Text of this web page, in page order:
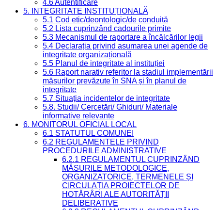
4.6 Autentificare
5. INTEGRITATE INSTITUȚIONALĂ
5.1 Cod etic/deontologic/de conduită
5.2 Lista cuprinzând cadourile primite
5.3 Mecanismul de raportare a încălcărilor legii
5.4 Declarația privind asumarea unei agende de
integritate organizațională
5.5 Planul de integritate al instituției
5.6 Raport narativ referitor la stadiul implementării
măsurilor prevăzute în SNA și în planul de
integritate
5.7 Situația incidentelor de integritate
5.8. Studii/ Cercetări/ Ghiduri/ Materiale
informative relevante
6. MONITORUL OFICIAL LOCAL
6.1 STATUTUL COMUNEI
6.2 REGULAMENTELE PRIVIND
PROCEDURILE ADMINISTRATIVE
6.2.1 REGULAMENTUL CUPRINZÂND
MĂSURILE METODOLOGICE,
ORGANIZATORICE, TERMENELE ȘI
CIRCULAȚIA PROIECTELOR DE
HOTĂRÂRI ALE AUTORITĂȚII
DELIBERATIVE